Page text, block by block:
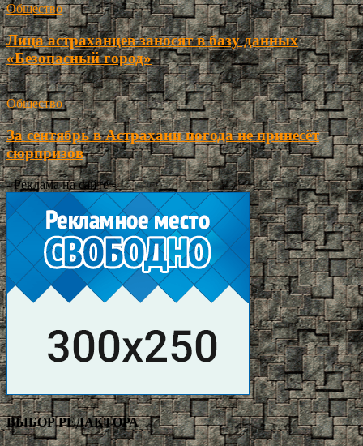
Общество
Лица астраханцев заносят в базу данных
«Безопасный город»
Общество
За сентябрь в Астрахани погода не принесёт
сюрпризов
- Реклама на сайте -
ВЫБОР РЕДАКТОРА